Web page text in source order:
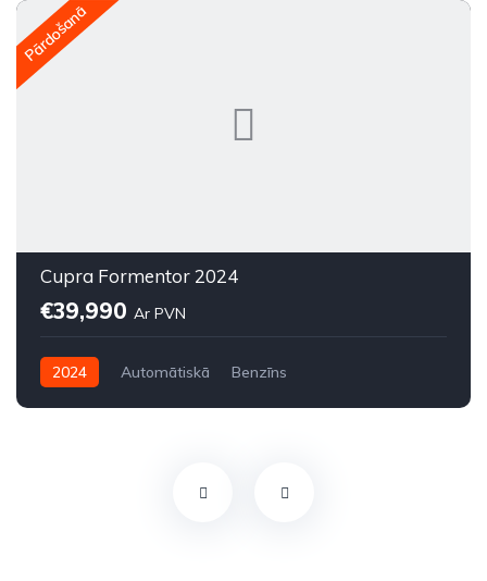
Pārdošanā
Cupra Formentor 2024
€39,990 Ar PVN
2024 Automātiskā
Benzīns